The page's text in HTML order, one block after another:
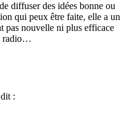
diffuser des idées bonne ou
qui peux être faite, elle a un
pas nouvelle ni plus efficace
radio…
dit :